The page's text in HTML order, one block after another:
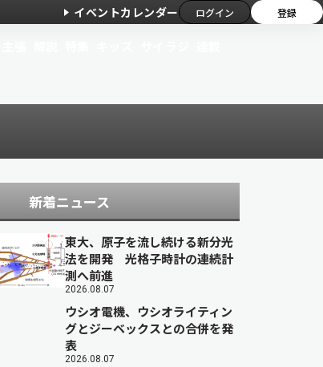
イベントカレンダー ログイン 登録
新着ニュース
東大、原子を流し続ける新分光
法を開発 光格子時計の連続計
測へ前進
2026.08.07
ウシオ電機、ウシオライティン
グとジーベックスとの合併を発
表
2026.08.07